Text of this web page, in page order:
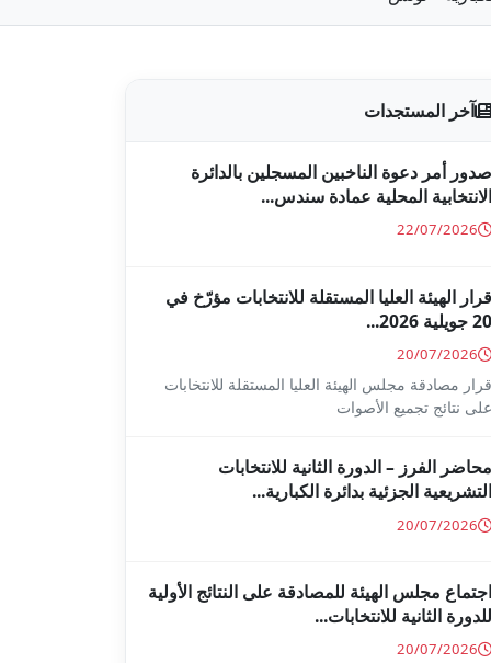
آخر المستجدات
صدور أمر دعوة الناخبين المسجلين بالدائرة
الانتخابية المحلية عمادة سندس...
22/07/2026
قرار الهيئة العليا المستقلة للانتخابات مؤرّخ في
20 جويلية 2026...
20/07/2026
قرار مصادقة مجلس الهيئة العليا المستقلة للانتخابات
على نتائج تجميع الأصوات
محاضر الفرز – الدورة الثانية للانتخابات
التشريعية الجزئية بدائرة الكبارية...
20/07/2026
اجتماع مجلس الهيئة للمصادقة على النتائج الأولية
للدورة الثانية للانتخابات...
20/07/2026